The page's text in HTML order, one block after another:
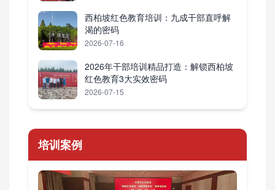
西柏坡红色教育培训：九成干部直呼解
渴的密码
2026-07-16
2026年干部培训精品打造：解锁西柏坡
红色教育3大实效密码
2026-07-15
培训案例